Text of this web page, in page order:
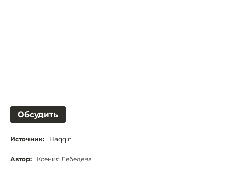
Обсудить
Источник: Haqqin
Автор: Ксения Лебедева